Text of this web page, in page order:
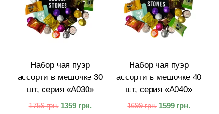
Набор чая пуэр
ассорти в мешочке 30
шт, серия «A030»
1759грн. 1359 грн.
Набор чая пуэр
ассорти в мешочке 40
шт, серия «A040»
1699грн. 1599 грн.